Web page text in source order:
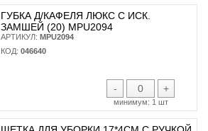
ГУБКА Д/КАФЕЛЯ ЛЮКС С ИСК.
ЗАМШЕЙ (20) MPU2094
АРТИКУЛ: MPU2094
КОД: 046640
- +
минимум: 1 шт